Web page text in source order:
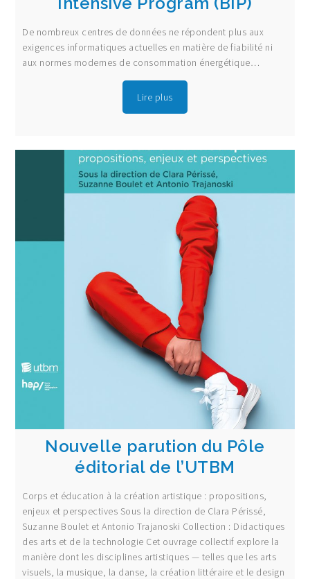
De nombreux centres de données ne répondent plus aux
exigences informatiques actuelles en matière de fiabilité ni
aux normes modernes de consommation énergétique…
Lire plus
Nouvelle parution du Pôle
éditorial de l’UTBM
Corps et éducation à la création artistique : propositions,
enjeux et perspectives Sous la direction de Clara Périssé,
Suzanne Boulet et Antonio Trajanoski Collection : Didactiques
des arts et de la technologie Cet ouvrage collectif explore la
manière dont les disciplines artistiques — telles que les arts
visuels, la musique, la danse, la création littéraire et le design